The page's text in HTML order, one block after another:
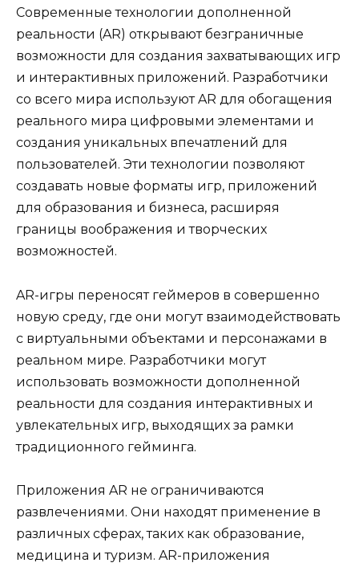
Современные технологии дополненной
реальности (AR) открывают безграничные
возможности для создания захватывающих игр
и интерактивных приложений. Разработчики
со всего мира используют AR для обогащения
реального мира цифровыми элементами и
создания уникальных впечатлений для
пользователей. Эти технологии позволяют
создавать новые форматы игр, приложений
для образования и бизнеса, расширяя
границы воображения и творческих
возможностей.
AR-игры переносят геймеров в совершенно
новую среду, где они могут взаимодействовать
с виртуальными объектами и персонажами в
реальном мире. Разработчики могут
использовать возможности дополненной
реальности для создания интерактивных и
увлекательных игр, выходящих за рамки
традиционного гейминга.
Приложения AR не ограничиваются
развлечениями. Они находят применение в
различных сферах, таких как образование,
медицина и туризм. AR-приложения